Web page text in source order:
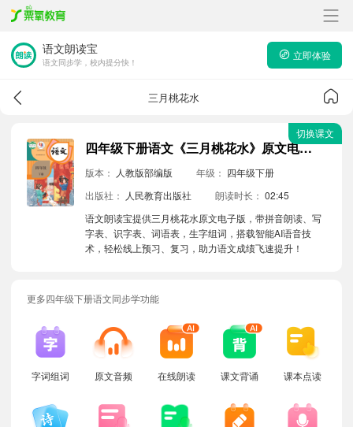
语文朗读宝
语文同步学，校内提分快！
立即体验
三月桃花水
四年级下册语文《三月桃花水》原文电子版带拼音朗读音频
版本： 人教版部编版 年级： 四年级下册
出版社：
人民教育出版社 朗读时长： 02:45
语文朗读宝提供三月桃花水原文电子版，带拼音朗读、写
字表、识字表、词语表，生字组词，搭载智能AI语音技
术，轻松线上预习、复习，助力语文成绩飞速提升！
切换课文
更多四年级下册语文同步学功能
字词组词 原文音频 在线朗读 课文背诵 课本点读